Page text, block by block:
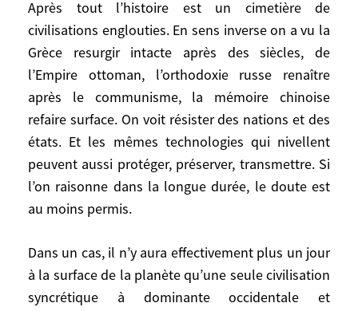
Après tout l’histoire est un cimetière de
civilisations englouties. En sens inverse on a vu la
Grèce resurgir intacte après des siècles, de
l’Empire ottoman, l’orthodoxie russe renaître
après le communisme, la mémoire chinoise
refaire surface. On voit résister des nations et des
états. Et les mêmes technologies qui nivellent
peuvent aussi protéger, préserver, transmettre. Si
l’on raisonne dans la longue durée, le doute est
au moins permis.
Dans un cas, il n’y aura effectivement plus un jour
à la surface de la planète qu’une seule civilisation
syncrétique à dominante occidentale et
Georges Bush masque ces convergences. Il
n’empêche qu’en dehors de l’Occident,
beaucoup de peuples y voient la poursuite
d’un mouvement millénaire d’expansion
européenne puis occidentale qui a débuté
avec les croisades et s’est poursuivi avec
l’évangélisation, la colonisation,
l’ouverture des marchés et maintenant la
démocratisation et la modernisation des
normes de toutes sortes, favorables aux
entreprises occidentales. Cette vision nous
Sous cet angle, Bush est une caricature de
l’Occident, pas une aberration. Si on
réfléchit sur la longue durée, on peut avoir